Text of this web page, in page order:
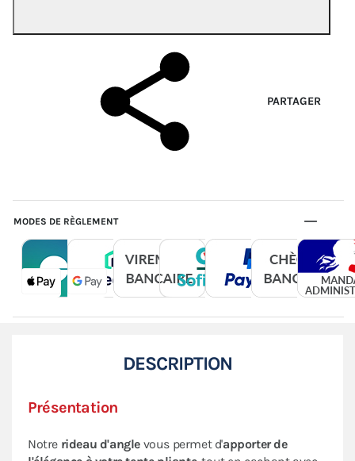
PARTAGER
MODES DE RÈGLEMENT
DESCRIPTION
Présentation
Notre rideau d'angle vous permet d'apporter de